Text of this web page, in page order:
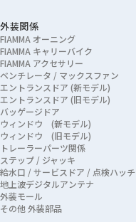
外装関係
FIAMMA オーニング
FIAMMA キャリーバイク
FIAMMA アクセサリー
ベンチレータ / マックスファン
エントランスドア (新モデル)
エントランスドア (旧モデル)
バッゲージドア
ウィンドウ (新モデル)
ウィンドウ (旧モデル)
トレーラーパーツ関係
ステップ / ジャッキ
給水口 / サービスドア / 点検ハッチ
地上波デジタルアンテナ
外装モール
その他 外装部品